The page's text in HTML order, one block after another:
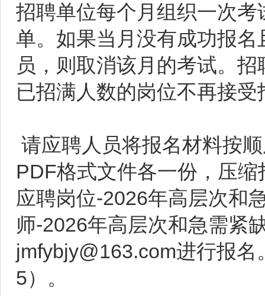
招聘单位每个月组织一次
单。如果当月没有成功报
员，则取消该月的考试。
已招满人数的岗位不再接受
请应聘人员将报名材料按
PDF格式文件各一份，压
应聘岗位-2026年高层次和
师-2026年高层次和急需紧
jmfybjy@163.com进行报
5）。